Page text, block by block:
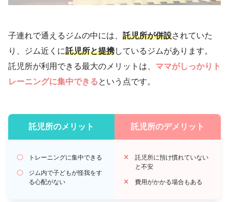
子連れで通えるジムの中には、 託児所が併設されていた
り、ジム近くに託児所と提携しているジムがあります。
託児所が利用できる最大のメリットは、 ママがしっかりト
レーニングに集中できるという点です。
託児所のメリット
トレーニングに集中できる
ジム内で子どもが怪我をす
る心配がない
託児所のデメリット
託児所に預け慣れていない
と不安
費用がかかる場合もある